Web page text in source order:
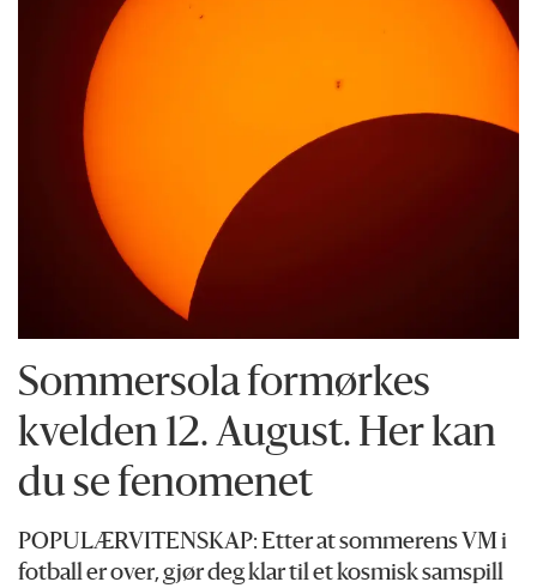
Sommersola formørkes
kvelden 12. August. Her kan
du se fenomenet
POPULÆRVITENSKAP: Etter at sommerens VM i
fotball er over, gjør deg klar til et kosmisk samspill